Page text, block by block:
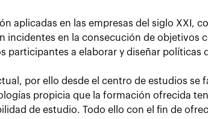
aplicadas en las empresas del siglo XXI,
incidentes en la consecución de objetivos
participantes a elaborar y diseñar
por ello desde el centro de estudios se
propicia que la formación ofrecida
de estudio. Todo ello con el fin de